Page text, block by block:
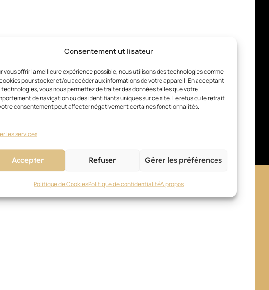
Consentement utilisateur
vous offrir la meilleure expérience possible, nous utilisons des technologies comme
pour stocker et/ou accéder aux informations de votre appareil. En acceptant
technologies, vous nous permettez de traiter des données telles que votre
de navigation ou des identifiants uniques sur ce site. Le refus ou le retrait
consentement peut affecter négativement certaines fonctionnalités.
les services
Accepter Refuser Gérer les préférences
Politique de CookiesPolitique de confidentialitéA propos